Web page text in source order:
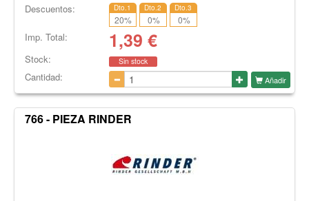
Descuentos:
Dto.1
20%
Dto.2
0%
Dto.3
0%
Imp. Total: 1,39 €
Stock: Sin stock
Cantidad: Añadir
766 - PIEZA RINDER